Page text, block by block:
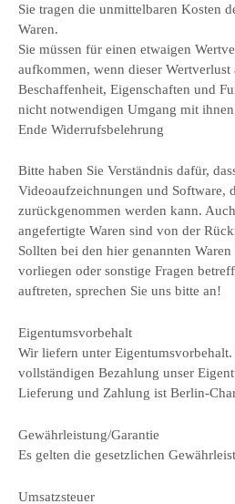
Sie tragen die unmittelbaren Kosten
Waren.
Sie müssen für einen etwaigen
aufkommen, wenn dieser
Beschaffenheit, Eigenschaften und
nicht notwendigen Umgang mit
Ende Widerrufsbelehrung
Bitte haben Sie Verständnis dafür,
Videoaufzeichnungen und Software,
zurückgenommen werden kann.
angefertigte Waren sind von der
Sollten bei den hier genannten
vorliegen oder sonstige Fragen
auftreten, sprechen Sie uns bitte an!
Eigentumsvorbehalt
Wir liefern unter
vollständigen Bezahlung unser
Lieferung und Zahlung ist Berlin-
Gewährleistung/Garantie
Es gelten die gesetzlichen
Umsatzsteuer